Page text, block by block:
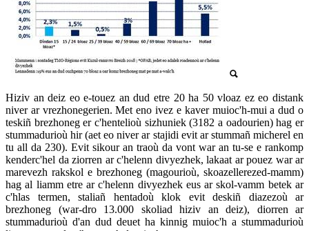
Hiziv an deiz eo e-touez an dud etre 20 ha 50 vloaz ez eo distank
niver ar vrezhonegerien. Met eno ivez e kaver muioc'h-mui a dud o
teskiñ brezhoneg er c'hentelioù sizhuniek (3182 a oadourien) hag er
stummadurioù hir (aet eo niver ar stajidi evit ar stummañ micherel en
tu all da 230). Evit sikour an traoù da vont war an tu-se e rankomp
kenderc'hel da ziorren ar c'helenn divyezhek, lakaat ar pouez war ar
marevezh rakskol e brezhoneg (magourioù, skoazellerezed-mamm)
hag al liamm etre ar c'helenn divyezhek eus ar skol-vamm betek ar
c'hlas termen, staliañ hentadoù klok evit deskiñ diazezoù ar
brezhoneg (war-dro 13.000 skoliad hiziv an deiz), diorren ar
stummadurioù d'an dud deuet ha kinnig muioc'h a stummadurioù